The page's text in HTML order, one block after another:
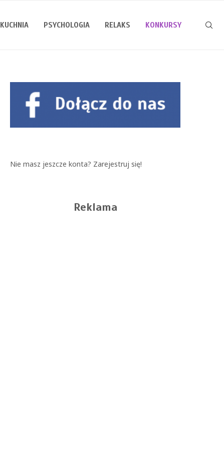
KUCHNIA PSYCHOLOGIA RELAKS KONKURSY
Nie masz jeszcze konta? Zarejestruj się!
Reklama